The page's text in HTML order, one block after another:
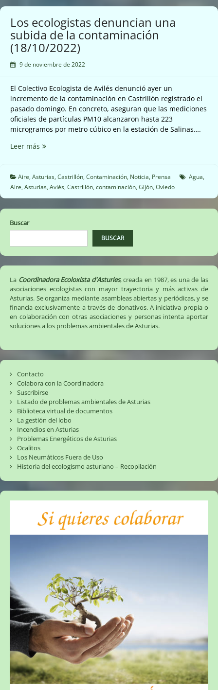
(28/10/2022)
Los ecologistas denuncian una
subida de la contaminación
(18/10/2022)
9 de noviembre de 2022
El Colectivo Ecologista de Avilés denunció ayer un
incremento de la contaminación en Castrillón registrado el
pasado domingo. En concreto, aseguran que las mediciones
oficiales de partículas PM10 alcanzaron hasta 223
microgramos por metro cúbico en la estación de Salinas….
Leer más Los
una
subida
de
la
Aire, Asturias, Castrillón, Contaminación, Noticia, Prensa Agua,
Aire, Asturias, Aviés, Castrillón, contaminación, Gijón, Oviedo
Buscar
BUSCAR
La Coordinadora Ecoloxista d'Asturies, creada en 1987, es una de las
asociaciones ecologistas con mayor trayectoria y más activas de
Asturias. Se organiza mediante asambleas abiertas y periódicas, y se
financia exclusivamente a través de donativos. A iniciativa propia o
en colaboración con otras asociaciones y personas intenta aportar
soluciones a los problemas ambientales de Asturias.
Contacto
Colabora con la Coordinadora
Suscribirse
Listado de problemas ambientales de Asturias
Biblioteca virtual de documentos
La gestión del lobo
Incendios en Asturias
Problemas Energéticos de Asturias
Ocalitos
Los Neumáticos Fuera de Uso
Historia del ecologismo asturiano – Recopilación